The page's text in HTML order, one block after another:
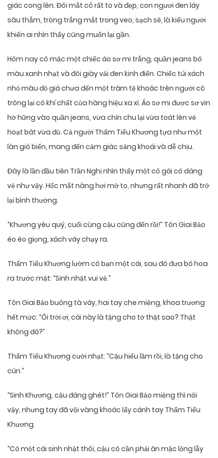
giác cong lên. Đôi mắt cô rất to và đẹp, con ngươi đen láy
sâu thẳm, tròng trắng mắt trong veo, sạch sẽ, là kiểu người
khiến ai nhìn thấy cũng muốn lại gần.
Hôm nay cô mặc một chiếc áo sơ mi trắng, quần jeans bó
màu xanh nhạt và đôi giày vải đen kinh điển. Chiếc túi xách
nhỏ màu đỏ giá chưa đến một trăm tệ khoác trên người cô
trông lại có khí chất của hàng hiệu xa xỉ. Áo sơ mi được sơ vin
hờ hững vào quần jeans, vừa chỉn chu lại vừa toát lên vẻ
hoạt bát vừa đủ. Cả người Thẩm Tiểu Khương tựa như một
làn gió biển, mang đến cảm giác sảng khoái và dễ chịu.
Đây là lần đầu tiên Trần Nghị nhìn thấy một cô gái có dáng
vẻ như vậy. Hốc mắt nàng hơi mở to, nhưng rất nhanh đã trở
lại bình thường.
“Khương yêu quý, cuối cùng cậu cũng đến rồi!” Tôn Giai Bảo
éo éo giọng, xách váy chạy ra.
Thẩm Tiểu Khương lườm cô bạn một cái, sau đó đưa bó hoa
ra trước mặt: “Sinh nhật vui vẻ.”
Tôn Giai Bảo buông tà váy, hai tay che miệng, khoa trương
hết mức: “Ôi trời ơi, cái này là tặng cho tớ thật sao? Thật
không đó?”
Thẩm Tiểu Khương cười nhạt: “Cậu hiểu lầm rồi, là tặng cho
cún.”
“Sinh Khương, cậu đáng ghét!” Tôn Giai Bảo miệng thì nói
vậy, nhưng tay đã vội vàng khoác lấy cánh tay Thẩm Tiểu
Khương.
“Có một cái sinh nhật thôi, cậu có cần phải ăn mặc lộng lẫy